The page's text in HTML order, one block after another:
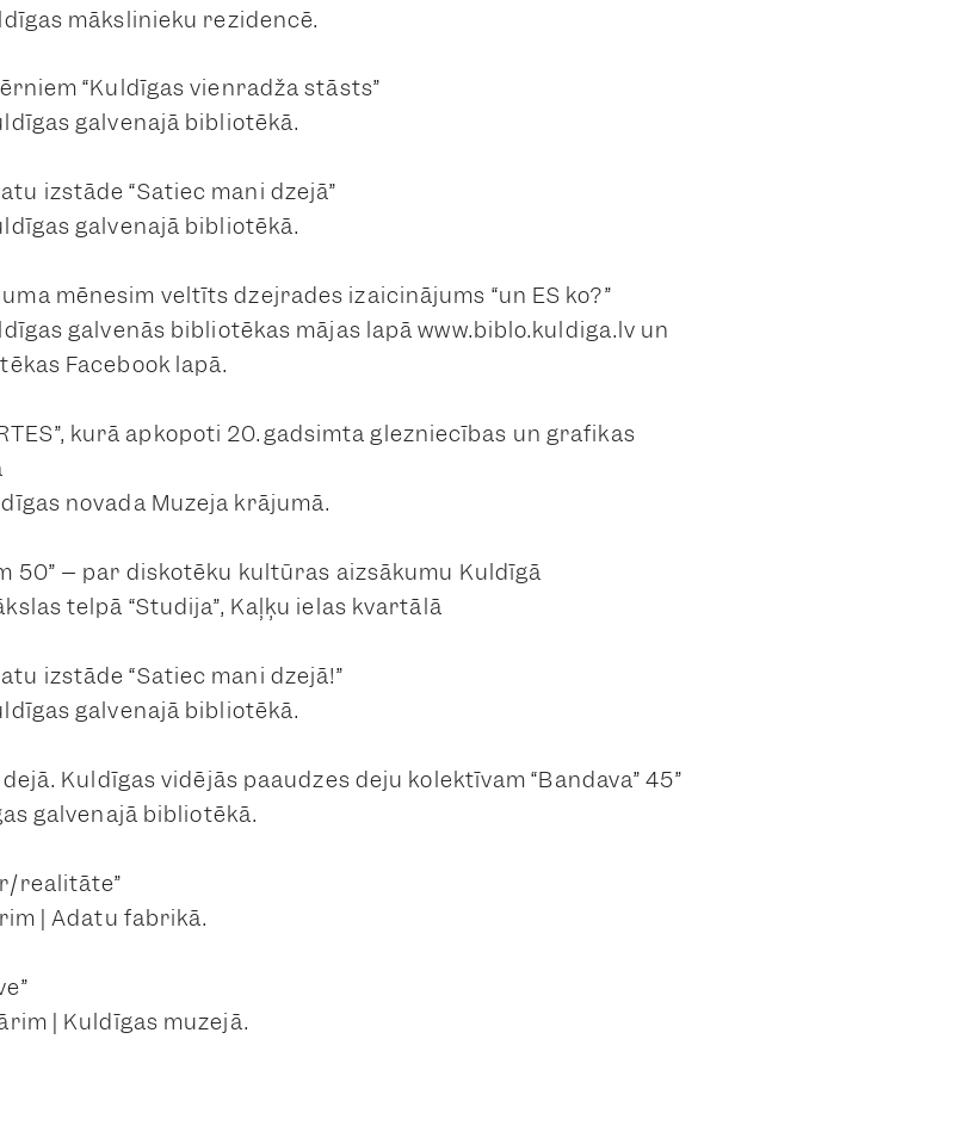
mākslinieku rezidencē.
“Kuldīgas vienradža stāsts”
galvenajā bibliotēkā.
izstāde “Satiec mani dzejā”
galvenajā bibliotēkā.
mēnesim veltīts dzejrades izaicinājums “un ES ko?”
galvenās bibliotēkas mājas lapā www.biblo.kuldiga.lv un
Facebook lapā.
kurā apkopoti 20.gadsimta glezniecības un grafikas
novada Muzeja krājumā.
50” – par diskotēku kultūras aizsākumu Kuldīgā
telpā “Studija”, Kaļķu ielas kvartālā
izstāde “Satiec mani dzejā!”
galvenajā bibliotēkā.
Kuldīgas vidējās paaudzes deju kolektīvam “Bandava” 45”
galvenajā bibliotēkā.
realitāte”
| Adatu fabrikā.
| Kuldīgas muzejā.